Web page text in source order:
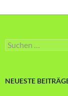
Suche
nach:
NEUESTE